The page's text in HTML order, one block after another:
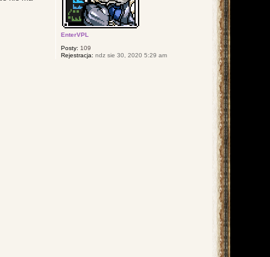
EnterVPL
Posty: 109
Rejestracja: ndz sie 30, 2020 5:29 am